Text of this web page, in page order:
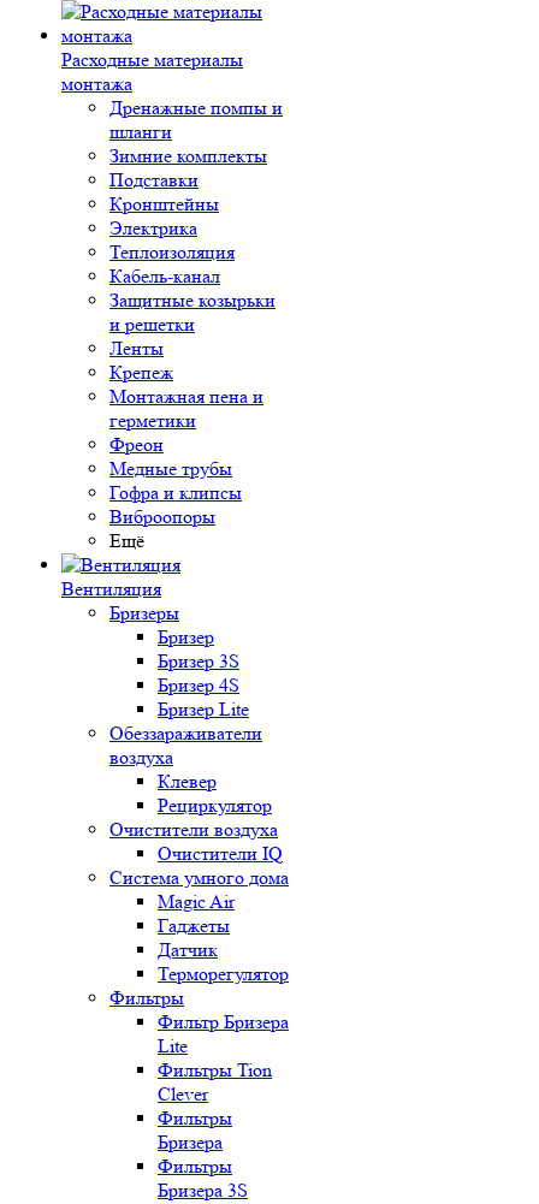
Расходные материалы
монтажа
Дренажные помпы и
шланги
Зимние комплекты
Подставки
Кронштейны
Электрика
Теплоизоляция
Кабель-канал
Защитные козырьки
и решетки
Ленты
Крепеж
Монтажная пена и
герметики
Фреон
Медные трубы
Гофра и клипсы
Виброопоры
Ещё
Вентиляция
Бризеры
Бризер
Бризер 3S
Бризер 4S
Бризер Lite
Обеззараживатели
воздуха
Клевер
Рециркулятор
Очистители воздуха
Очистители IQ
Система умного дома
Magic Air
Гаджеты
Датчик
Терморегулятор
Фильтры
Фильтр Бризера
Lite
Фильтры Tion
Clever
Фильтры
Бризера
Фильтры
Бризера 3S